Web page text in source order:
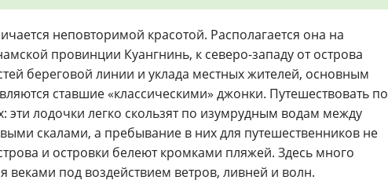
неповторимой красотой. Располагается она на
провинции Куангнинь, к северо-западу от острова
береговой линии и уклада местных жителей, основным
ставшие «классическими» джонки. Путешествовать по
эти лодочки легко скользят по изумрудным водам между
скалами, а пребывание в них для путешественников не
и островки белеют кромками пляжей. Здесь много
веками под воздействием ветров, ливней и волн.